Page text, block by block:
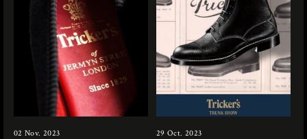
02 Nov. 2023 29 Oct. 2023